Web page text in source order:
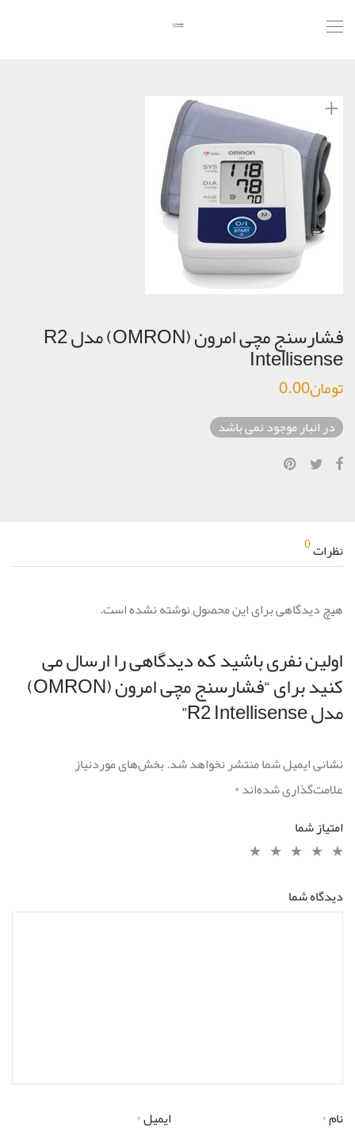
فشارسنج مچی امرون (OMRON) مدل R2
Intellisense
تومان0.00
در انبار موجود نمی باشد
نظرات0
هیچ دیدگاهی برای این محصول نوشته نشده است.
اولین نفری باشید که دیدگاهی را ارسال می
کنید برای “فشارسنج مچی امرون (OMRON)
مدل R2 Intellisense”
نشانی ایمیل شما منتشر نخواهد شد.بخش‌های موردنیاز
علامت‌گذاری شده‌اند*
امتیاز شما
دیدگاه شما
نام* ایمیل*